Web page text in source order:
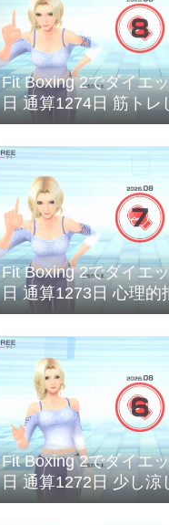
Fit Boxing 2でダイエ
日 通算1274日 筋トレ
Fit Boxing 2でダイエ
日 通算1273日 心理的
😥
Fit Boxing 2でダイエ
日 通算1272日 少し涼